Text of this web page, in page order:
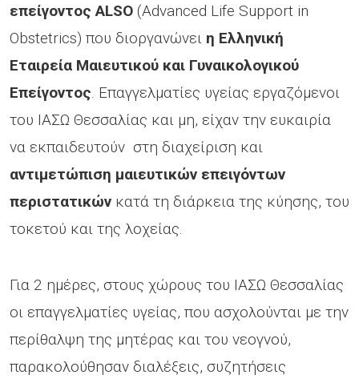
επείγοντος ALSO (Advanced Life Support in
Obstetrics) που διοργανώνει η Ελληνική
Εταιρεία Μαιευτικού και Γυναικολογικού
Επείγοντος . Επαγγελματίες υγείας εργαζόμενοι
του ΙΑΣΩ Θεσσαλίας και μη, είχαν την ευκαιρία
να εκπαιδευτούν στη διαχείριση και
αντιμετώπιση μαιευτικών επειγόντων
περιστατικών κατά τη διάρκεια της κύησης, του
τοκετού και της λοχείας.
Για 2 ημέρες, στους χώρους του ΙΑΣΩ Θεσσαλίας
οι επαγγελματίες υγείας, που ασχολούνται με την
περίθαλψη της μητέρας και του νεογνού,
παρακολούθησαν διαλέξεις, συζητήσεις